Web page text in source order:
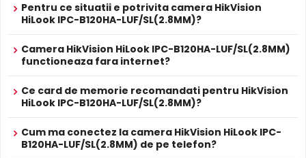
Microfon Incorporat
HikVision HiLook IPC-B120HA-LUF/SL(2.8MM) dispune de
microfon incorporat care permite inregistrarea audio in
timp real. Sunetul se sincronizeaza cu imaginea video,
zona monitorizata.
Cu difuzor incorporat, HikVision HiLook IPC-B120HA-
Pentru ce situatii e potrivita camera HikVision
HiLook IPC-B120HA-LUF/SL(2.8MM)?
Camera HikVision HiLook IPC-B120HA-LUF/SL(2.8MM)
functioneaza fara internet?
Ce card de memorie recomandati pentru HikVision
HiLook IPC-B120HA-LUF/SL(2.8MM)?
Cum ma conectez la camera HikVision HiLook IPC-
B120HA-LUF/SL(2.8MM) de pe telefon?